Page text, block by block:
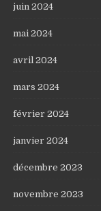
juin 2024
mai 2024
avril 2024
mars 2024
février 2024
janvier 2024
décembre 2023
novembre 2023